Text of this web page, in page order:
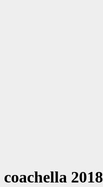
coachella 2018